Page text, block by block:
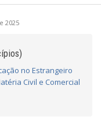
2025
no Estrangeiro
Civil e Comercial